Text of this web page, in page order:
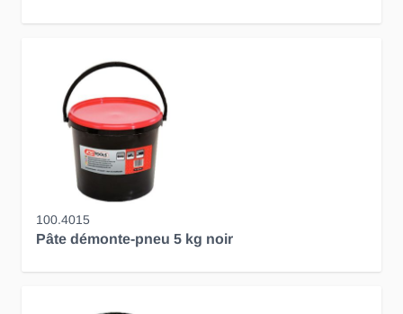
100.4015
Pâte démonte-pneu 5 kg noir